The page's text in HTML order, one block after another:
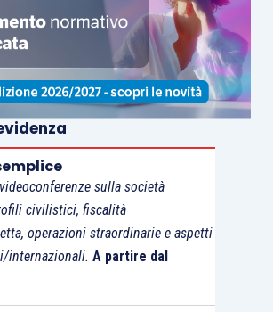
sulla società
civilistici, fiscalità
operazioni straordinarie e aspetti
internazionali. A partire dal